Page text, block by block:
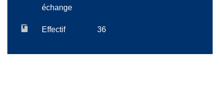
échange
Effectif 36